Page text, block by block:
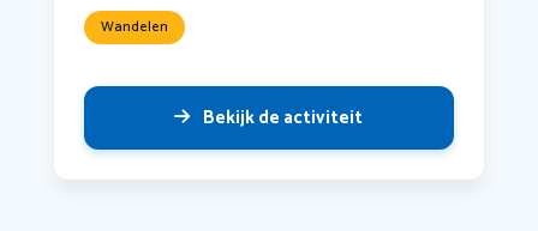
Wandelen
Bekijk de activiteit